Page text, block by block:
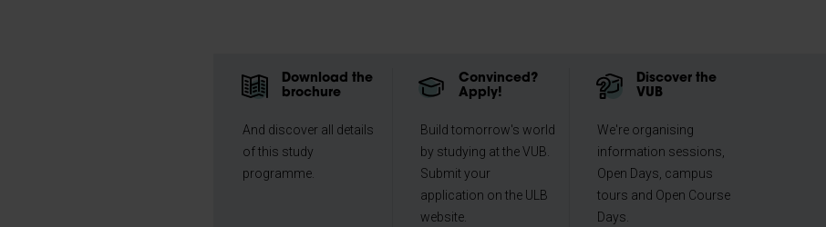
Download the
brochure
And discover all details
of this study
programme.
Convinced?
Apply!
Build tomorrow's world
by studying at the VUB.
Submit your
application on the ULB
website.
Discover the
VUB
We're organising
information sessions,
Open Days, campus
tours and Open Course
Days.